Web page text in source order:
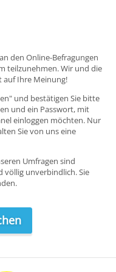
den Online-Befragungen
teilzunehmen. Wir und die
auf Ihre Meinung!
und bestätigen Sie bitte
und ein Passwort, mit
einloggen möchten. Nur
Sie von uns eine
Umfragen sind
völlig unverbindlich. Sie